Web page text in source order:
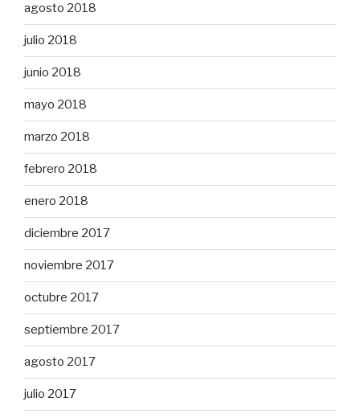
agosto 2018
julio 2018
junio 2018
mayo 2018
marzo 2018
febrero 2018
enero 2018
diciembre 2017
noviembre 2017
octubre 2017
septiembre 2017
agosto 2017
julio 2017